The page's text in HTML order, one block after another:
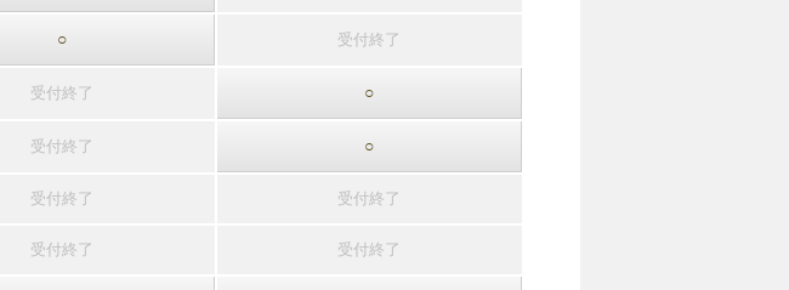
○ 受付終了
受付終了 ○
受付終了 ○
受付終了 受付終了
受付終了 受付終了